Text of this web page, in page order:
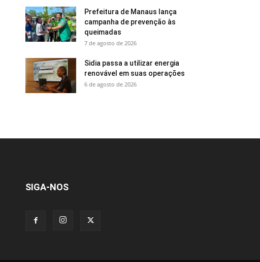
Prefeitura de Manaus lança
campanha de prevenção às
queimadas
7 de agosto de 2026
Sidia passa a utilizar energia
renovável em suas operações
6 de agosto de 2026
SIGA-NOS